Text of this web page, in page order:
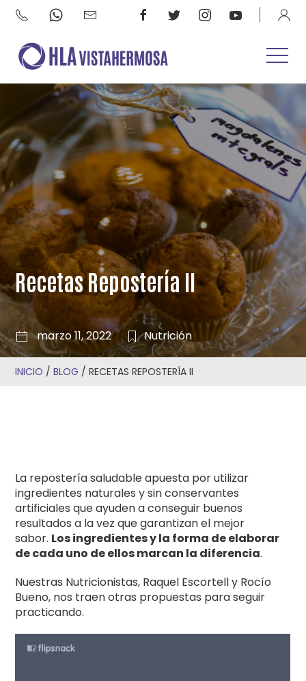
Recetas Repostería II
marzo 11, 2022 Nutrición
INICIO /BLOG /RECETAS REPOSTERÍA II
La repostería saludable apuesta por utilizar
ingredientes naturales y sin conservantes
artificiales que ayuden a conseguir buenos
resultados a la vez que garantizan el mejor
sabor. Los ingredientes y la forma de elaborar
de cada uno de ellos marcan la diferencia.
Nuestras Nutricionistas, Raquel Escortell y Rocío
Bueno, nos traen otras propuestas para seguir
practicando.